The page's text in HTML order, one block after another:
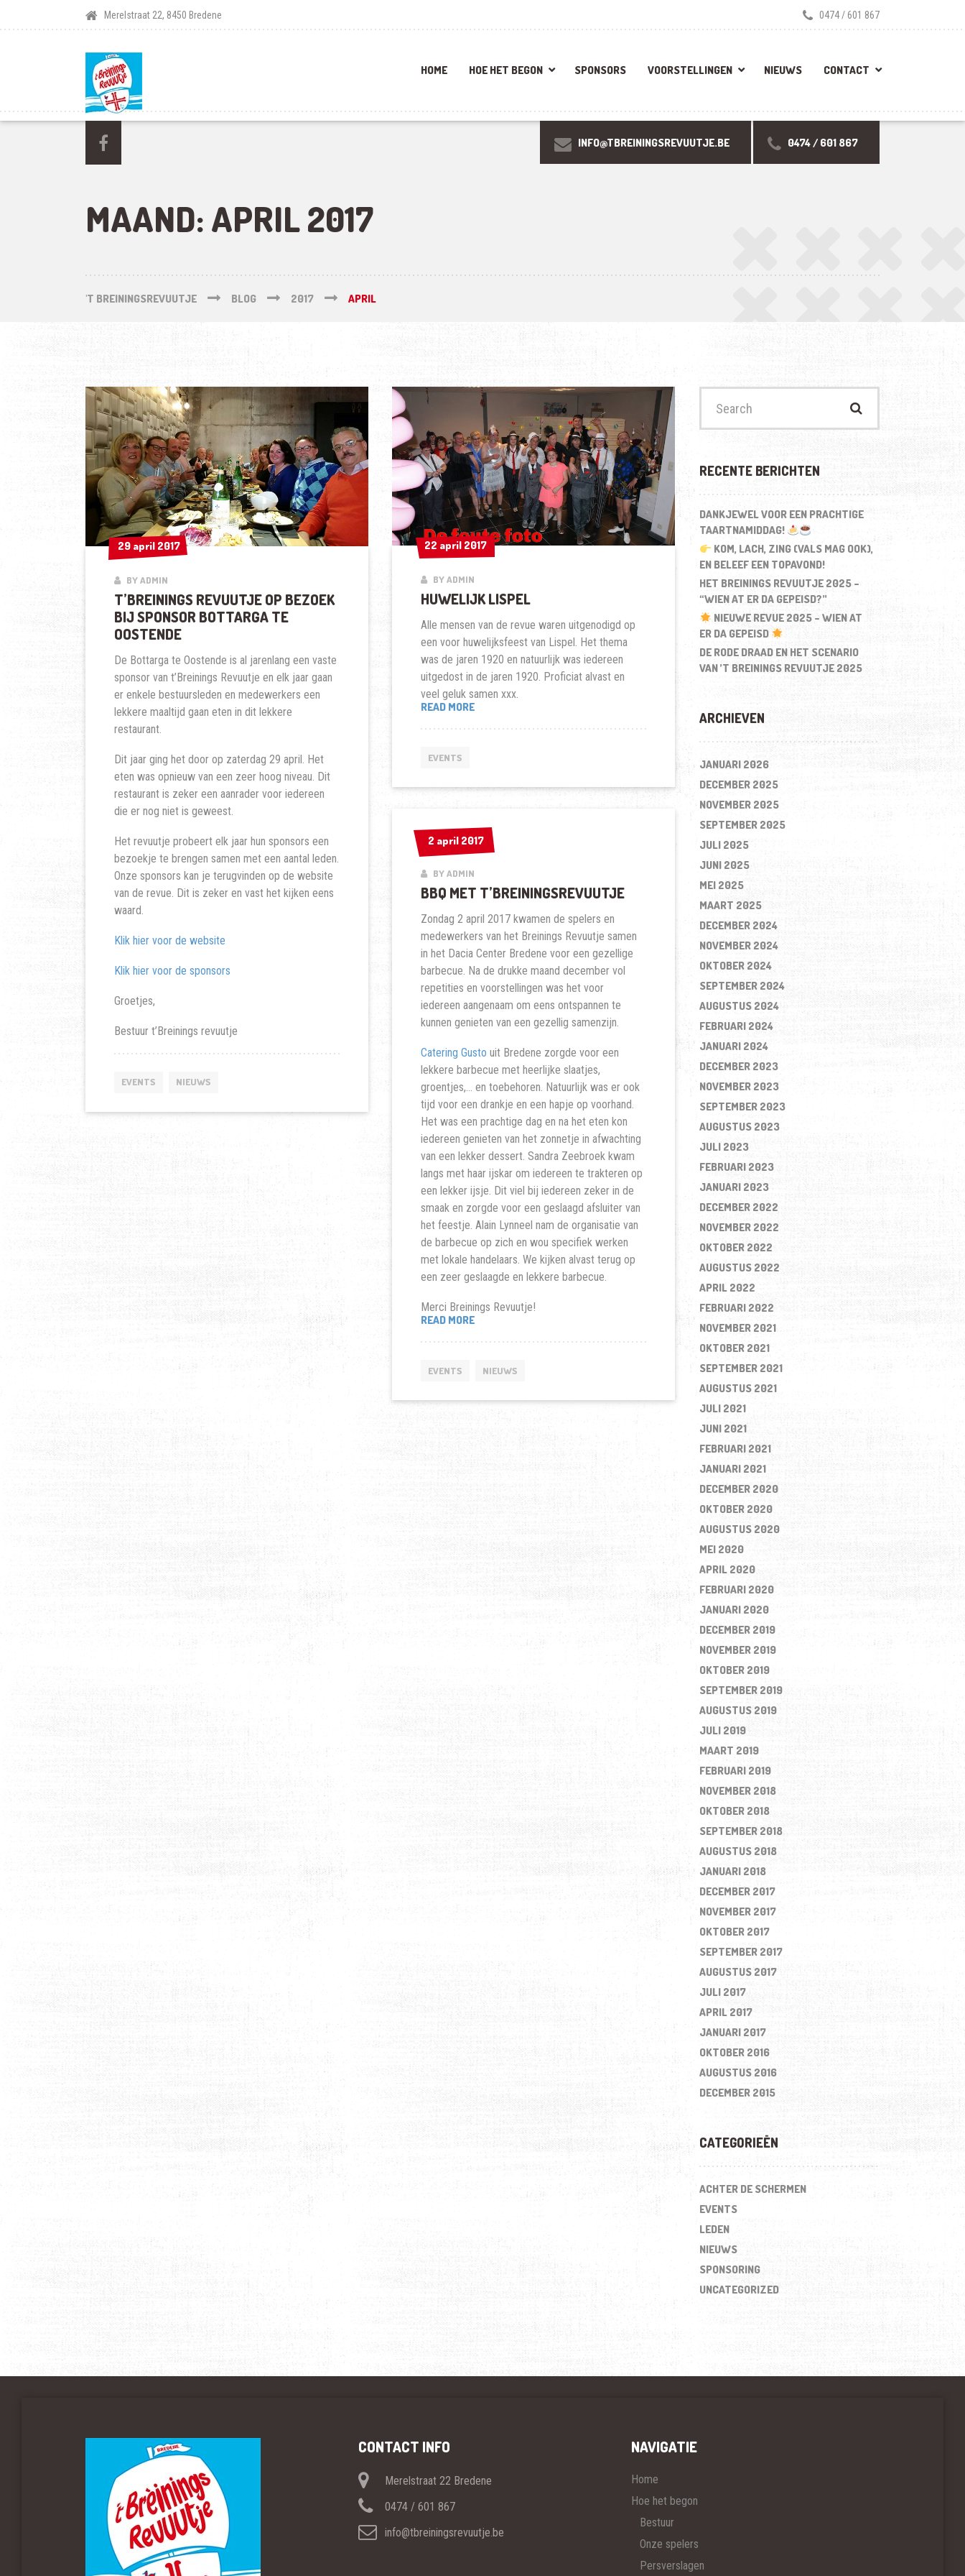
Merelstraat 22, 8450 Bredene 0474 / 601 867
HOME HOE HET BEGON SPONSORS VOORSTELLINGEN NIEUWS CONTACT
INFO@TBREININGSREVUUTJE.BE 0474 / 601 867
MAAND: APRIL 2017
'T BREININGSREVUUTJE BLOG 2017 APRIL
29 april 2017
29 april 2017
BY ADMIN
T’BREININGS REVUUTJE OP BEZOEK
BIJ SPONSOR BOTTARGA TE
OOSTENDE
De Bottarga te Oostende is al jarenlang een vaste
sponsor van t’Breinings Revuutje en elk jaar gaan
er enkele bestuursleden en medewerkers een
lekkere maaltijd gaan eten in dit lekkere
restaurant.
Dit jaar ging het door op zaterdag 29 april. Het
eten was opnieuw van een zeer hoog niveau. Dit
restaurant is zeker een aanrader voor iedereen
die er nog niet is geweest.
Het revuutje probeert elk jaar hun sponsors een
bezoekje te brengen samen met een aantal leden.
Onze sponsors kan je terugvinden op de website
van de revue. Dit is zeker en vast het kijken eens
waard.
Klik hier voor de website
Klik hier voor de sponsors
Groetjes,
Bestuur t’Breinings revuutje
EVENTS NIEUWS
22 april 2017
22 april 2017
BY ADMIN
HUWELIJK LISPEL
Alle mensen van de revue waren uitgenodigd op
een voor huwelijksfeest van Lispel. Het thema
was de jaren 1920 en natuurlijk was iedereen
uitgedost in de jaren 1920. Proficiat alvast en
veel geluk samen xxx.
READ MORE“HUWELIJK
EVENTS
2 april 2017
2 april 2017
BY ADMIN
BBQ MET T’BREININGSREVUUTJE
Zondag 2 april 2017 kwamen de spelers en
medewerkers van het Breinings Revuutje samen
in het Dacia Center Bredene voor een gezellige
barbecue. Na de drukke maand december vol
repetities en voorstellingen was het voor
iedereen aangenaam om eens ontspannen te
kunnen genieten van een gezellig samenzijn.
Catering Gusto uit Bredene zorgde voor een
lekkere barbecue met heerlijke slaatjes,
groentjes,… en toebehoren. Natuurlijk was er ook
tijd voor een drankje en een hapje op voorhand.
Het was een prachtige dag en na het eten kon
iedereen genieten van het zonnetje in afwachting
van een lekker dessert. Sandra Zeebroek kwam
langs met haar ijskar om iedereen te trakteren op
een lekker ijsje. Dit viel bij iedereen zeker in de
smaak en zorgde voor een geslaagd afsluiter van
het feestje. Alain Lynneel nam de organisatie van
de barbecue op zich en wou specifiek werken
met lokale handelaars. We kijken alvast terug op
een zeer geslaagde en lekkere barbecue.
Merci Breinings Revuutje!
READ MORE“BBQ
EVENTS NIEUWS
RECENTE BERICHTEN
DANKJEWEL VOOR EEN PRACHTIGE
TAARTNAMIDDAG!
KOM, LACH, ZING (VALS MAG OOK),
EN BELEEF EEN TOPAVOND!
HET BREININGS REVUUTJE 2025 –
“WIEN AT ER DA GEPEISD?”
NIEUWE REVUE 2025 – WIEN AT
ER DA GEPEISD
DE RODE DRAAD EN HET SCENARIO
VAN ’T BREININGS REVUUTJE 2025
ARCHIEVEN
JANUARI 2026
DECEMBER 2025
NOVEMBER 2025
SEPTEMBER 2025
JULI 2025
JUNI 2025
MEI 2025
MAART 2025
DECEMBER 2024
NOVEMBER 2024
OKTOBER 2024
SEPTEMBER 2024
AUGUSTUS 2024
FEBRUARI 2024
JANUARI 2024
DECEMBER 2023
NOVEMBER 2023
SEPTEMBER 2023
AUGUSTUS 2023
JULI 2023
FEBRUARI 2023
JANUARI 2023
DECEMBER 2022
NOVEMBER 2022
OKTOBER 2022
AUGUSTUS 2022
APRIL 2022
FEBRUARI 2022
NOVEMBER 2021
OKTOBER 2021
SEPTEMBER 2021
AUGUSTUS 2021
JULI 2021
JUNI 2021
FEBRUARI 2021
JANUARI 2021
DECEMBER 2020
OKTOBER 2020
AUGUSTUS 2020
MEI 2020
APRIL 2020
FEBRUARI 2020
JANUARI 2020
DECEMBER 2019
NOVEMBER 2019
OKTOBER 2019
SEPTEMBER 2019
AUGUSTUS 2019
JULI 2019
MAART 2019
FEBRUARI 2019
NOVEMBER 2018
OKTOBER 2018
SEPTEMBER 2018
AUGUSTUS 2018
JANUARI 2018
DECEMBER 2017
NOVEMBER 2017
OKTOBER 2017
SEPTEMBER 2017
AUGUSTUS 2017
JULI 2017
APRIL 2017
JANUARI 2017
OKTOBER 2016
AUGUSTUS 2016
DECEMBER 2015
CATEGORIEËN
ACHTER DE SCHERMEN
EVENTS
LEDEN
NIEUWS
SPONSORING
UNCATEGORIZED
CONTACT INFO
Merelstraat 22 Bredene
0474 / 601 867
info@tbreiningsrevuutje.be
NAVIGATIE
Home
Hoe het begon
Bestuur
Onze spelers
Persverslagen